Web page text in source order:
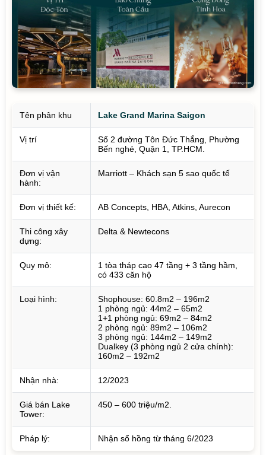
Tên phân khu Lake Grand Marina Saigon
Vị trí
Số 2 đường Tôn Đức Thắng, Phường
Bến nghé, Quận 1, TP.HCM.
Đơn vị vận
hành:
Marriott – Khách sạn 5 sao quốc tế
Đơn vị thiết kế: AB Concepts, HBA, Atkins, Aurecon
Thi công xây
dựng:
Delta & Newtecons
Quy mô:
1 tòa tháp cao 47 tầng + 3 tầng hầm,
có 433 căn hộ
Loại hình:
Shophouse: 60.8m2 – 196m2
1 phòng ngủ: 44m2 – 65m2
1+1 phòng ngủ: 69m2 – 84m2
2 phòng ngủ: 89m2 – 106m2
3 phòng ngủ: 144m2 – 149m2
Dualkey (3 phòng ngủ 2 cửa chính):
160m2 – 192m2
Nhận nhà: 12/2023
Giá bán Lake
Tower:
450 – 600 triệu/m2.
Pháp lý: Nhận sổ hồng từ tháng 6/2023